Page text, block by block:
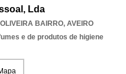
Lda
OLIVEIRA BAIRRO, AVEIRO
e de produtos de higiene